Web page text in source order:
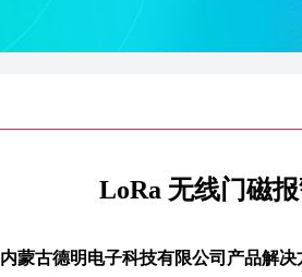
LoRa 无线门磁
内蒙古德明电子科技有限公司产品解决